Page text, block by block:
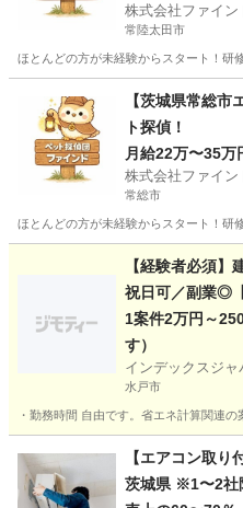
株式会社ファイン
常陸太田市
ほとんどの方が未経験からスタート！研
常陸太田市 その他 ス
【茨城県常総市
ト探偵！
月給22万〜35万
株式会社ファイン
常総市
ほとんどの方が未経験からスタート！研
その他 スタッ
【経験者必須】
祝日可／副業◎
1案件2万円～
す）
インデックスジャ
水戸市
・勤務時間 自由です。省エネ計算関連
ネット
【エアコン取り
茨城県 ※1〜2社